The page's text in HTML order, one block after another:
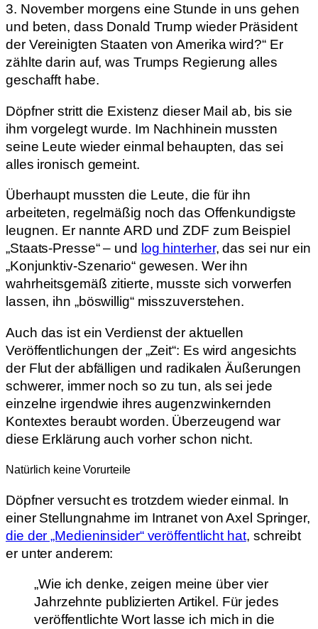
3. November morgens eine Stunde in uns gehen
und beten, dass Donald Trump wieder Präsident
der Vereinigten Staaten von Amerika wird?“ Er
zählte darin auf, was Trumps Regierung alles
geschafft habe.
Döpfner stritt die Existenz dieser Mail ab, bis sie
ihm vorgelegt wurde. Im Nachhinein mussten
seine Leute wieder einmal behaupten, das sei
alles ironisch gemeint.
Überhaupt mussten die Leute, die für ihn
arbeiteten, regelmäßig noch das Offenkundigste
leugnen. Er nannte ARD und ZDF zum Beispiel
„Staats-Presse“ – und log hinterher, das sei nur ein
„Konjunktiv-Szenario“ gewesen. Wer ihn
wahrheitsgemäß zitierte, musste sich vorwerfen
lassen, ihn „böswillig“ misszuverstehen.
Auch das ist ein Verdienst der aktuellen
Veröffentlichungen der „Zeit“: Es wird angesichts
der Flut der abfälligen und radikalen Äußerungen
schwerer, immer noch so zu tun, als sei jede
einzelne irgendwie ihres augenzwinkernden
Kontextes beraubt worden. Überzeugend war
diese Erklärung auch vorher schon nicht.
Natürlich keine Vorurteile
Döpfner versucht es trotzdem wieder einmal. In
einer Stellungnahme im Intranet von Axel Springer,
die der „Medieninsider“ veröffentlicht hat, schreibt
er unter anderem:
„Wie ich denke, zeigen meine über vier
Jahrzehnte publizierten Artikel. Für jedes
veröffentlichte Wort lasse ich mich in die